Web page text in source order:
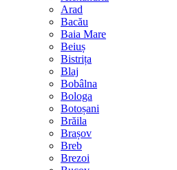
Arad
Bacău
Baia Mare
Beiuș
Bistrița
Blaj
Bobâlna
Bologa
Botoșani
Brăila
Brașov
Breb
Brezoi